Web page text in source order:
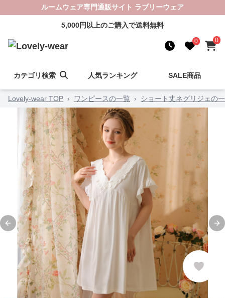
ルームウェア専門通販サイト ラブリーウェア
5,000円以上のご購入で送料無料
0 0
カテゴリ検索 人気ランキング SALE商品
Lovely-wear TOP › ワンピースの一覧 › ショート丈ネグリジェの
Previous slide